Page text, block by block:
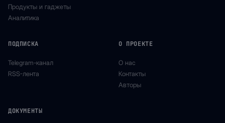
Продукты и гаджеты
Аналитика
ПОДПИСКА
Telegram-канал
RSS-лента
О ПРОЕКТЕ
О нас
Контакты
Авторы
ДОКУМЕНТЫ